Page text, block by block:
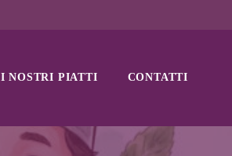
I NOSTRI PIATTI CONTATTI